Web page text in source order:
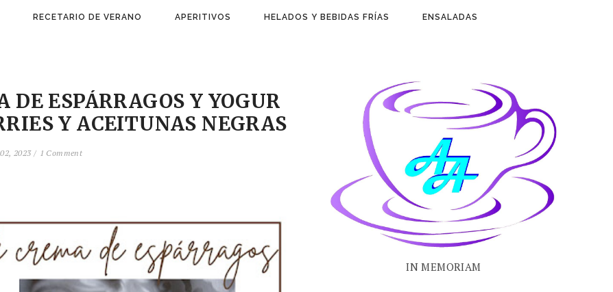
RECETARIO DE VERANO APERITIVOS HELADOS Y BEBIDAS FRÍAS ENSALADAS
DE ESPÁRRAGOS Y YOGUR
Y ACEITUNAS NEGRAS
2023 / 1 Comment
IN MEMORIAM